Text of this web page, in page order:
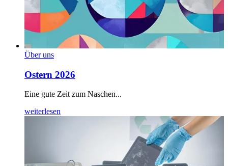
Über uns
Ostern 2026
Eine gute Zeit zum Naschen...
weiterlesen